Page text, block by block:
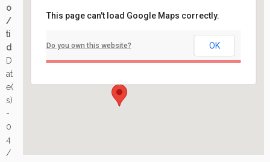
Arrangement
This page can't load Google Maps correctly.
Do you own this website? OK
o
/
ti
d
D
at
e(
s)
-
0
4
/